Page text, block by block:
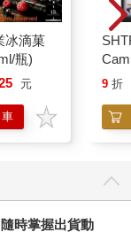
自我』這個妖怪徹
去，卻只見牠迅速
過屋頂時甚至沒發
。
冰滴菓
瓶)
元 9 折
時掌握出貨動